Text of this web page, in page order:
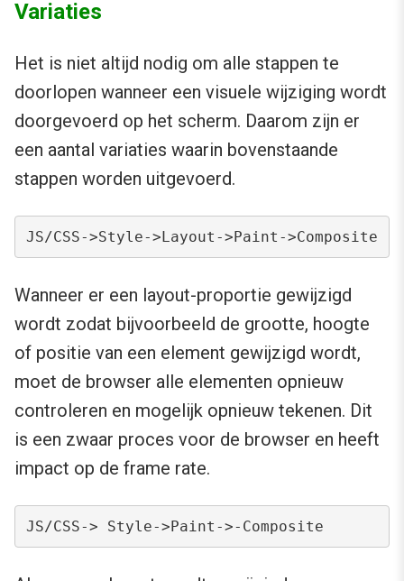
Variaties
Het is niet altijd nodig om alle stappen te
doorlopen wanneer een visuele wijziging wordt
doorgevoerd op het scherm. Daarom zijn er
een aantal variaties waarin bovenstaande
stappen worden uitgevoerd.
JS/CSS->Style->Layout->Paint->Composite
Wanneer er een layout-proportie gewijzigd
wordt zodat bijvoorbeeld de grootte, hoogte
of positie van een element gewijzigd wordt,
moet de browser alle elementen opnieuw
controleren en mogelijk opnieuw tekenen. Dit
is een zwaar proces voor de browser en heeft
impact op de frame rate.
JS/CSS-> Style->Paint->-Composite